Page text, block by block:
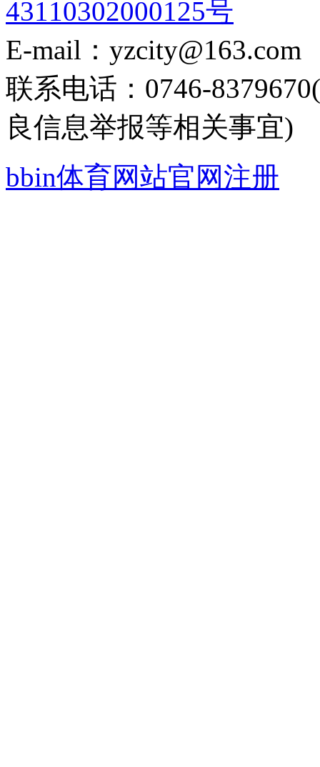
43110302000125号
E-mail：yzcity@163.com
联系电话：0746-
良信息举报等相关事宜)
bbin体育网站官网注册